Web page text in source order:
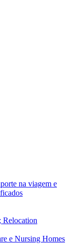
na viagem e
Relocation
e Nursing Homes